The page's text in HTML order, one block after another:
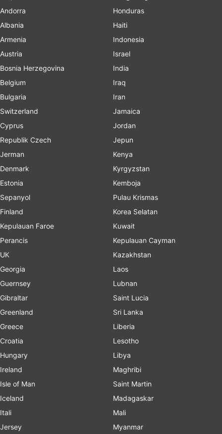
Andorra
Albania
Armenia
Austria
Bosnia Herzegovina
Belgium
Bulgaria
Switzerland
Cyprus
Republik Czech
Jerman
Denmark
Estonia
Sepanyol
Finland
Kepulauan Faroe
Perancis
UK
Georgia
Guernsey
Gibraltar
Greenland
Greece
Croatia
Hungary
Ireland
Isle of Man
Iceland
Itali
Jersey
Honduras
Haiti
Indonesia
Israel
India
Iraq
Iran
Jamaica
Jordan
Jepun
Kenya
Kyrgyzstan
Kemboja
Pulau Krismas
Korea Selatan
Kuwait
Kepulauan Cayman
Kazakhstan
Laos
Lubnan
Saint Lucia
Sri Lanka
Liberia
Lesotho
Libya
Maghribi
Saint Martin
Madagaskar
Mali
Myanmar